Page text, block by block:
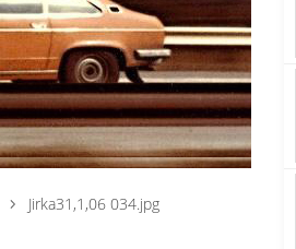
Jirka31,1,06 034.jpg